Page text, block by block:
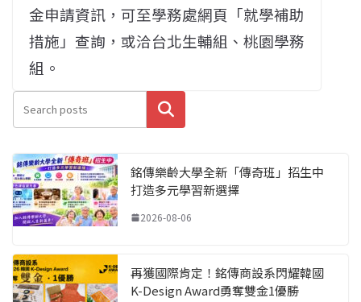
金申請資訊，可至學務處網頁「就學補助
措施」查詢，或洽台北生輔組、桃園學務
組。
搜尋
銘傳樂齡大學全新「傳奇班」招生中
打造多元學習新選擇
2026-08-06
再獲國際肯定！銘傳商設系閃耀韓國
K-Design Award勇奪雙金1優勝